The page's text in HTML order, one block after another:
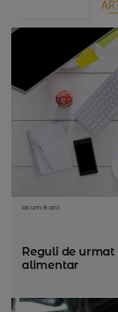
acum 8 ani
Reguli de
alimentar